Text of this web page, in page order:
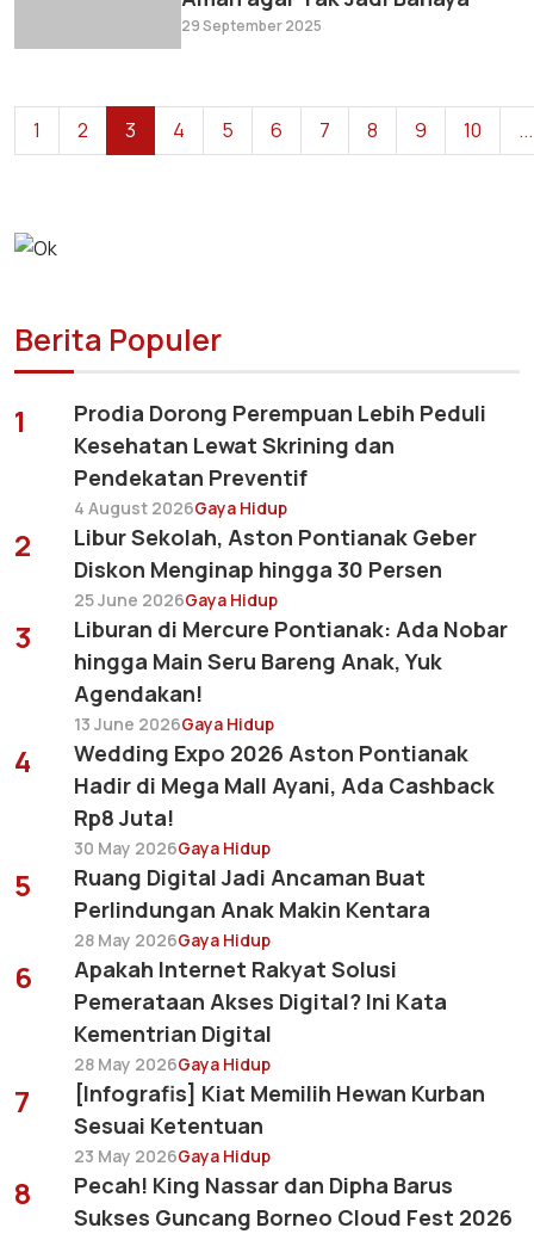
29 September 2025
1 2 3 4 5 6 7 8 9 10 ...
Berita Populer
1
Prodia Dorong Perempuan Lebih Peduli
Kesehatan Lewat Skrining dan
Pendekatan Preventif
4 August 2026Gaya Hidup
2
Libur Sekolah, Aston Pontianak Geber
Diskon Menginap hingga 30 Persen
25 June 2026Gaya Hidup
3
Liburan di Mercure Pontianak: Ada Nobar
hingga Main Seru Bareng Anak, Yuk
Agendakan!
13 June 2026Gaya Hidup
4
Wedding Expo 2026 Aston Pontianak
Hadir di Mega Mall Ayani, Ada Cashback
Rp8 Juta!
30 May 2026Gaya Hidup
5
Ruang Digital Jadi Ancaman Buat
Perlindungan Anak Makin Kentara
28 May 2026Gaya Hidup
6
Apakah Internet Rakyat Solusi
Pemerataan Akses Digital? Ini Kata
Kementrian Digital
28 May 2026Gaya Hidup
7
[Infografis] Kiat Memilih Hewan Kurban
Sesuai Ketentuan
23 May 2026Gaya Hidup
8
Pecah! King Nassar dan Dipha Barus
Sukses Guncang Borneo Cloud Fest 2026